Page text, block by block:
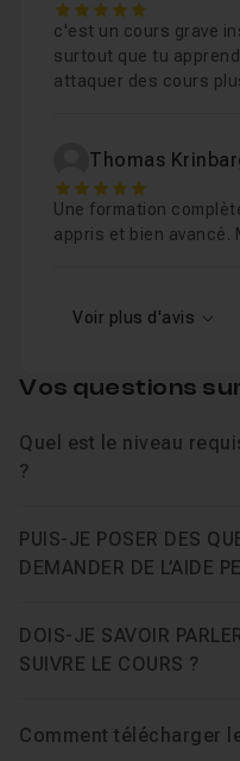
5
c'est un cours grave
surtout que tu
attaquer des cours
Thomas
5
Une formation
appris et bien avancé.
Voir plus d'avis
Vos questions
Quel est le niveau
?
PUIS-JE POSER DES
DEMANDER DE L’AIDE
DOIS-JE SAVOIR
SUIVRE LE COURS ?
Comment télécharger